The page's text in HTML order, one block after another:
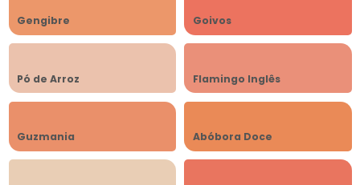
Gengibre Goivos
Pó de Arroz Flamingo Inglês
Guzmania Abóbora Doce